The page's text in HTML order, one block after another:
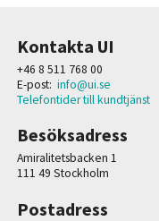
Kontakta UI
+46 8 511 768 00
E-post: info@ui.se
Telefontider till kundtjänst
Besöksadress
Amiralitetsbacken 1
111 49 Stockholm
Postadress